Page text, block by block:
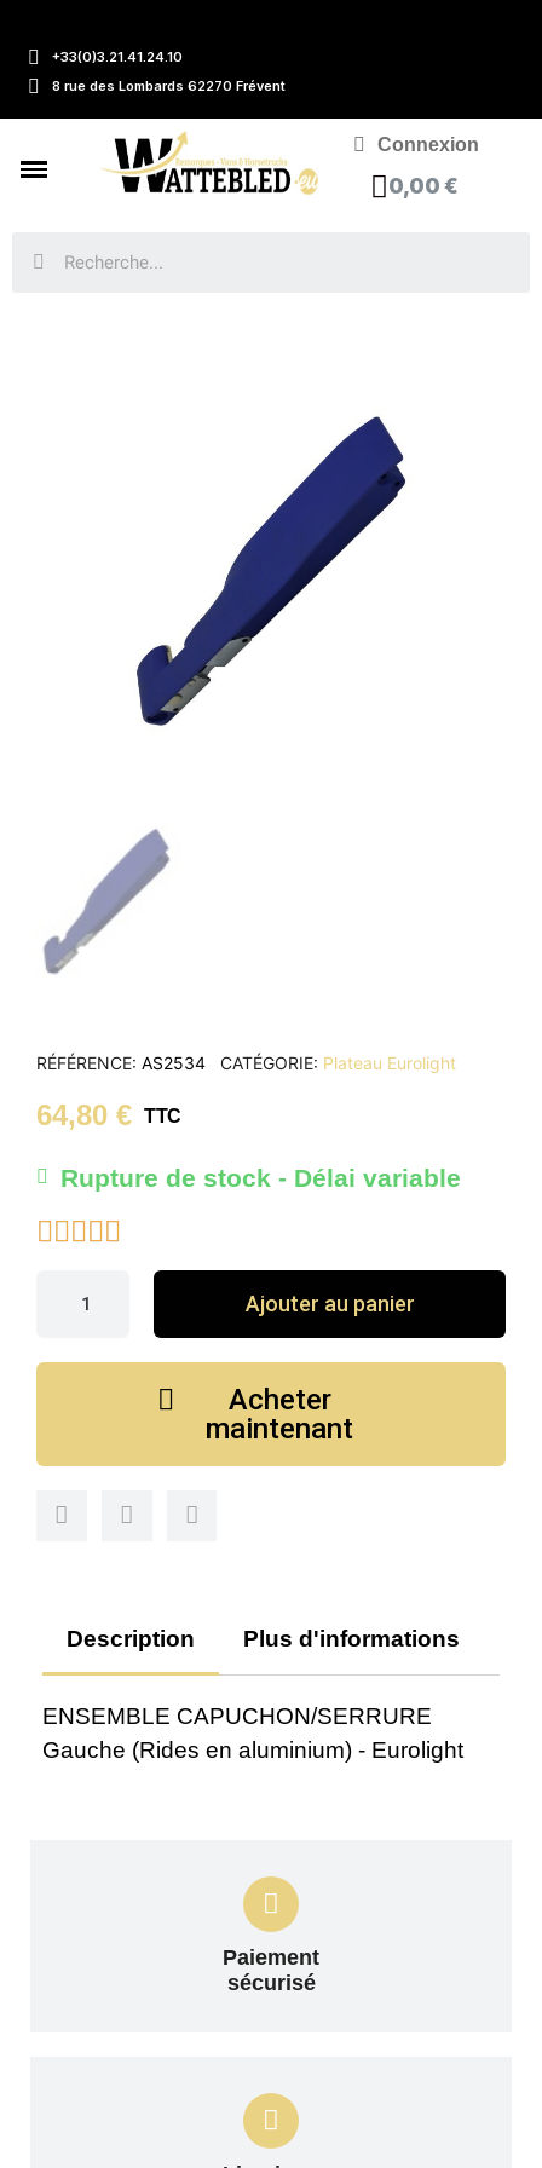
+33(0)3.21.41.24.10
8 rue des Lombards 62270 Frévent
Connexion
0,00 €
RÉFÉRENCE AS2534 CATÉGORIE Plateau Eurolight
64,80 € TTC
Rupture de stock - Délai variable

Ajouter au panier
Acheter
maintenant
Description Plus d'informations
ENSEMBLE CAPUCHON/SERRURE
Gauche (Rides en aluminium) - Eurolight
Paiement
sécurisé